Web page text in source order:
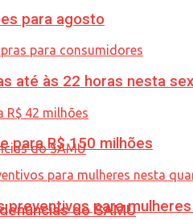
do SAMU
para agosto
até às 22 horas nesta
para R$ 150 milhões
preventivos para